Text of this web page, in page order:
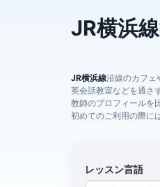
JR横浜
JR横浜線沿線のカフェ
英会話教室などを通さ
教師のプロフィールを
初めてのご利用の際には
レッスン言語